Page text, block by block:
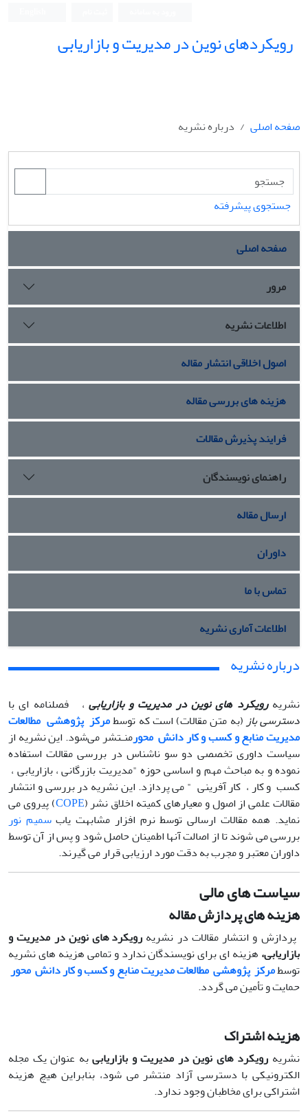
رویکردهای نوین در مدیریت و بازاریابی
صفحه اصلی درباره نشریه
جستجوی پیشرفته
صفحه اصلی
مرور
اطلاعات نشریه
اصول اخلاقی انتشار مقاله
هزینه های بررسی مقاله
فرایند پذیرش مقالات
راهنمای نویسندگان
ارسال مقاله
داوران
تماس با ما
اطلاعات آماری نشریه
درباره نشریه
نشریه رویکرد های نوین در مدیریت و بازاریابی ، فصلنامه ای با
دسترسی باز(به متن مقالات) است که توسطمرکز پژوهشی مطالعات
مدیریت منابع و کسب و کار دانش محورمنـتشر می‌شود. این نشریه از
سیاست داوری تخصصی دو سو ناشناس در بررسی مقالات استفاده
نموده و به مباحث مهم و اساسی حوزه "مدیریت بازرگانی ، بازاریابی ،
کسب و کار ، کار آفرینی " می پردازد. این نشریه در بررسی و انتشار
مقالات علمی از اصول و معیارهای کمیته اخلاق نشر (COPE) پیروی می
نماید. همه مقالات ارسالی توسط نرم افزار مشابهت یابسمیم نور
بررسی می شوند تا از اصالت آنها اطمینان حاصل شود و پس از آن توسط
داوران معتبر و مجرب به دقت مورد ارزیابی قرار می گیرند.
سیاست های مالی
هزینه های پردازش مقاله
پردازش و انتشار مقالات در نشریه رویکرد های نوین در مدیریت و
بازاریابی، هزینه ای برای نویسندگان ندارد و تمامی هزینه های نشریه
توسطمرکز پژوهشی مطالعات مدیریت منابع و کسب و کار دانش محور
حمایت و تأمین می گردد.
هزینه اشتراک
نشریه رویکرد های نوین در مدیریت و بازاریابیبه عنوان یک مجله
الکترونیکی با دسترسی آزاد منتشر می شود، بنابراین هیچ هزینه
اشتراکی برای مخاطبان وجود ندارد.